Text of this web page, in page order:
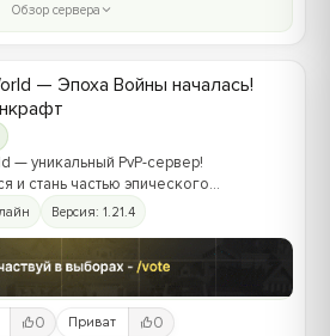
Обзор сервера
— Эпоха Войны началась!
— уникальный PvP-сервер!
и стань частью эпического
между Альвами и Йотунами!
Версия: 1.21.4
0 Приват 0